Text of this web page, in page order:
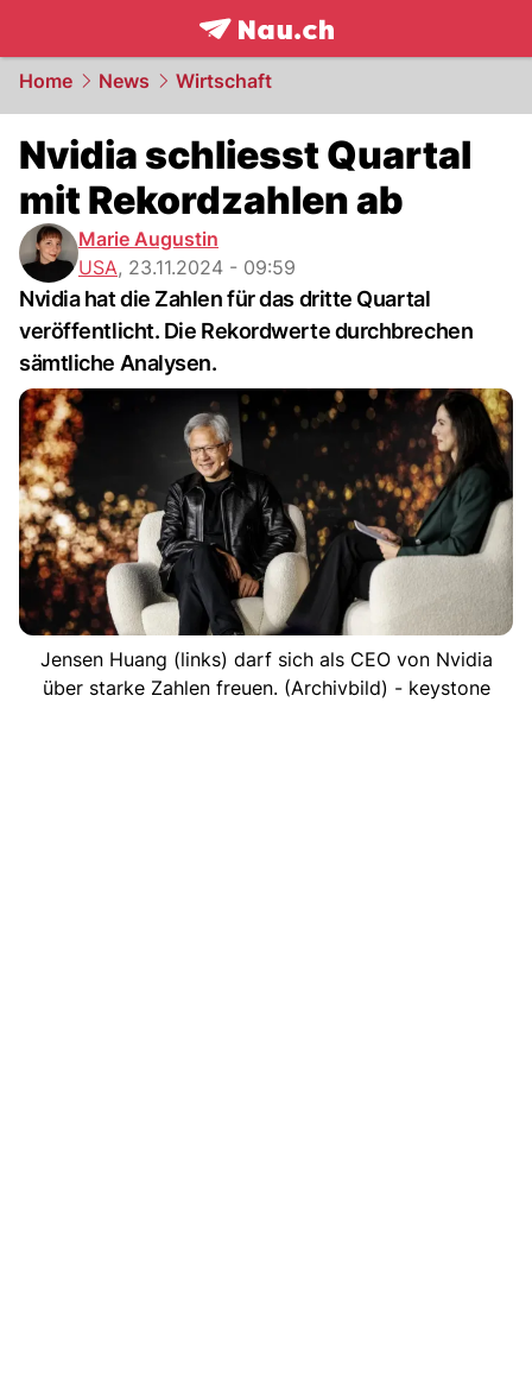
frontpage.NAU.ch
Home News Wirtschaft
Nvidia schliesst Quartal
mit Rekordzahlen ab
Marie Augustin
USA, 23.11.2024 - 09:59
Nvidia hat die Zahlen für das dritte Quartal
veröffentlicht. Die Rekordwerte durchbrechen
sämtliche Analysen.
Jensen Huang (links) darf sich als CEO von Nvidia
über starke Zahlen freuen. (Archivbild) - keystone